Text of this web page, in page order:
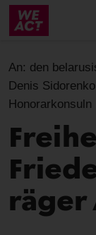
Skip
content
An: den
Denis
räger